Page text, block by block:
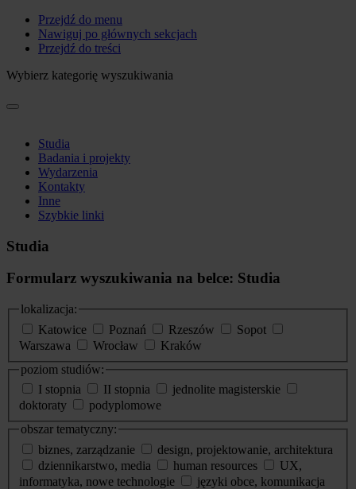
Przejdź do menu
Nawiguj po głównych sekcjach
Przejdź do treści
Wybierz kategorię wyszukiwania
Studia
Badania i projekty
Wydarzenia
Kontakty
Inne
Szybkie linki
Studia
Formularz wyszukiwania na belce: Studia
lokalizacja:
Katowice
Poznań Rzeszów
Sopot
Warszawa
Wrocław
Kraków
poziom studiów:
I stopnia
II stopnia
jednolite magisterskie
doktoraty
podyplomowe
obszar tematyczny:
biznes, zarządzanie
design, projektowanie, architektura
dziennikarstwo, media
human resources
UX,
informatyka, nowe technologie
języki obce, komunikacja